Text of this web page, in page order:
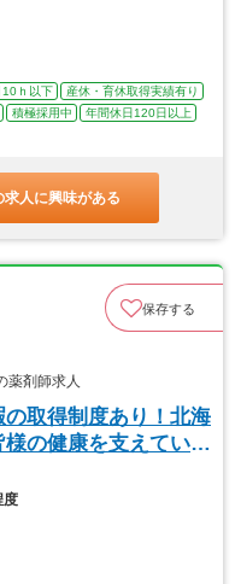
10ｈ以下
産休・育休取得実績有り
積極採用中
年間休日120日以上
求人に興味がある
保存する
剤師求人
の取得制度あり！北海
の健康を支えていま
度